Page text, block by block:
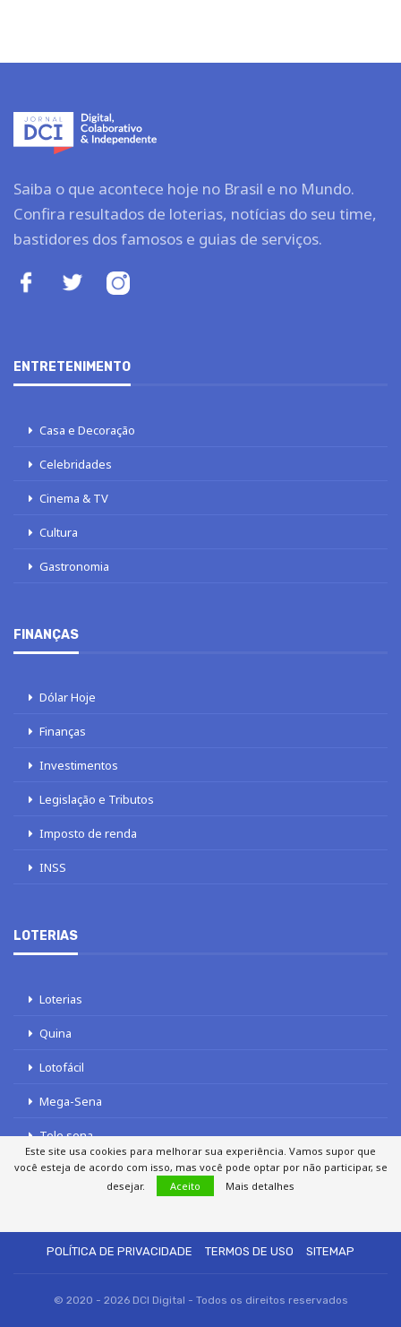
Saiba o que acontece hoje no Brasil e no Mundo.
Confira resultados de loterias, notícias do seu time,
bastidores dos famosos e guias de serviços.
ENTRETENIMENTO
Casa e Decoração
Celebridades
Cinema & TV
Cultura
Gastronomia
FINANÇAS
Dólar Hoje
Finanças
Investimentos
Legislação e Tributos
Imposto de renda
INSS
LOTERIAS
Loterias
Quina
Lotofácil
Mega-Sena
Tele sena
POLÍTICA DE PRIVACIDADE
TERMOS DE USO SITEMAP
© 2020 - 2026 DCI Digital - Todos os direitos reservados
Este site usa cookies para melhorar sua experiência. Vamos supor que
você esteja de acordo com isso, mas você pode optar por não participar, se
desejar.
Aceito Mais detalhes